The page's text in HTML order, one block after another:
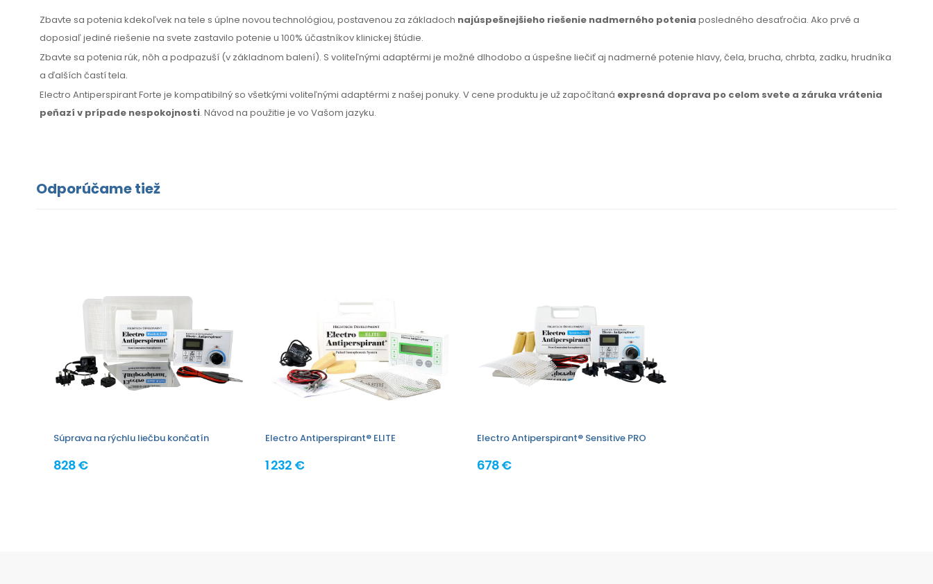
Zbavte sa potenia kdekoľvek na tele s úplne novou technológiou, postavenou za základoch najúspešnejšieho riešenie nadmerného potenia posledného desaťročia. Ako prvé a
doposiaľ jediné riešenie na svete zastavilo potenie u 100% účastníkov klinickej štúdie.
Zbavte sa potenia rúk, nôh a podpazuší (v základnom balení). S voliteľnými adaptérmi je možné dlhodobo a úspešne liečiť aj nadmerné potenie hlavy, čela, brucha, chrbta, zadku, hrudníka
a ďalších častí tela.
Electro Antiperspirant Forte je kompatibilný so všetkými voliteľnými adaptérmi z našej ponuky. V cene produktu je už započítaná expresná doprava po celom svete a záruka vrátenia
peňazí v prípade nespokojnosti. Návod na použitie je vo Vašom jazyku.
Odporúčame tiež
Súprava na rýchlu liečbu končatín
828 €
Electro Antiperspirant® ELITE
1 232 €
Electro Antiperspirant® Sensitive PRO
678 €